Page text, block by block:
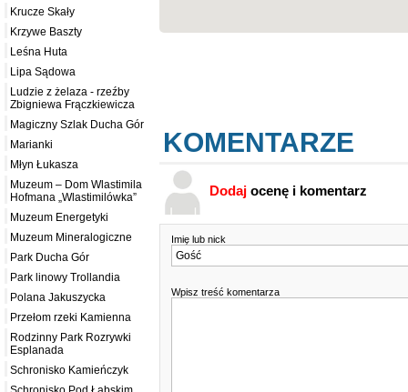
Krucze Skały
Krzywe Baszty
Leśna Huta
Lipa Sądowa
Ludzie z żelaza - rzeźby
Zbigniewa Frączkiewicza
Magiczny Szlak Ducha Gór
Marianki
Młyn Łukasza
Muzeum – Dom Wlastimila
Hofmana „Wlastimilówka”
Muzeum Energetyki
Muzeum Mineralogiczne
Park Ducha Gór
Park linowy Trollandia
Polana Jakuszycka
Przełom rzeki Kamienna
Rodzinny Park Rozrywki
Esplanada
Schronisko Kamieńczyk
KOMENTARZE
Dodaj ocenę i komentarz
Imię lub nick
Wpisz treść komentarza